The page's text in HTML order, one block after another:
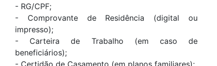
- RG/CPF;
- Comprovante de Residência (digital ou
impresso);
- Carteira de Trabalho (em caso de
beneficiários);
- Certidão de Casamento (em planos familiares);